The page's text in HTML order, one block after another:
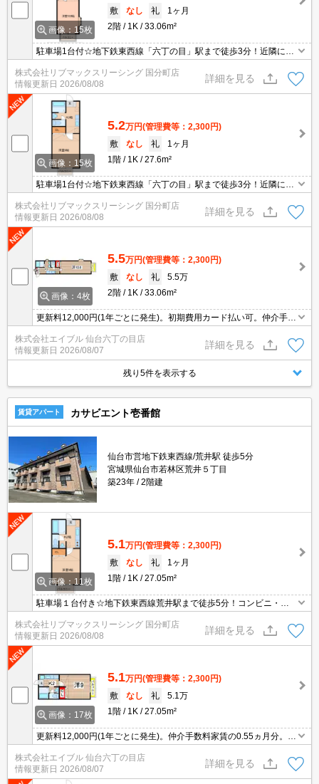
画像：15枚
敷
なし 礼
1ヶ月
2階
1K 33.06m²
駐車場1台付☆地下鉄東西線「六丁の目」駅まで徒歩3分！近隣には
スーパーやコンビニもあり生活しやすい環境です。広々洋室9帖・
ロフト付き1Kタイプ！
株式会社リブマックスリーシング 国分町店
情報更新日 2026/08/08
詳細を見る
画像：15枚
5.2万円(管理費等：2,300円)
敷
なし 礼
1ヶ月
1階
1K 27.6m²
駐車場1台付☆地下鉄東西線「六丁の目」駅まで徒歩3分！近隣には
スーパーやコンビニもあり生活しやすい環境です。広々洋室9帖・
ロフト付き1Kタイプ！
株式会社リブマックスリーシング 国分町店
情報更新日 2026/08/08
詳細を見る
画像：4枚
5.5万円(管理費等：2,300円)
敷
なし 礼
5.5万
2階
1K 33.06m²
更新料12,000円(1年ごとに発生)。初期費用カード払い可。仲介手数
料家賃の0.55ヵ月分。シャワー付独立洗面台。ガスコンロ設置可。
駐車場1台分無料。バス・トイレ別。シューズボックス付き。
株式会社エイブル 仙台六丁の目店
情報更新日 2026/08/07
詳細を見る
残り5件を表示する
賃貸アパート カサビエント壱番館
仙台市営地下鉄東西線/荒井駅 徒歩5分
宮城県仙台市若林区荒井５丁目
築23年
2階建
画像：11枚
5.1万円(管理費等：2,300円)
敷
なし 礼
1ヶ月
1階
1K 27.05m²
駐車場１台付き☆地下鉄東西線荒井駅まで徒歩5分！コンビニ・ス
ーパーも徒歩圏内でお買物も便利♪洋室9帖のロフト付き！弊社の場
合仲介手数料は賃料の0.55ヶ月分です♪初期費用クレジット決済対応
しています。
株式会社リブマックスリーシング 国分町店
情報更新日 2026/08/08
詳細を見る
画像：17枚
5.1万円(管理費等：2,300円)
敷
なし 礼
5.1万
1階
1K 27.05m²
更新料12,000円(1年ごとに発生)。仲介手数料家賃の0.55ヵ月分。初
期費用カード払い可。シャワー付独立洗面台。駐車場1台分無料。
バス・トイレ別。シューズボックス付き。ガスコンロ設置可。
株式会社エイブル 仙台六丁の目店
情報更新日 2026/08/07
詳細を見る